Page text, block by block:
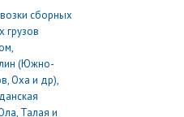
сборных
грузов
(Южно-
Оха и др),
Талая и